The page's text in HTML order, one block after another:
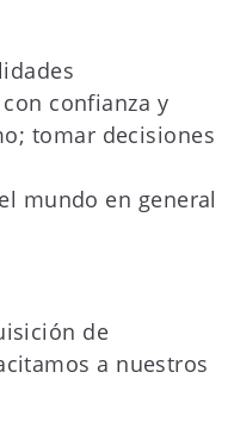
confianza y
tomar decisiones
mundo en general
de
a nuestros